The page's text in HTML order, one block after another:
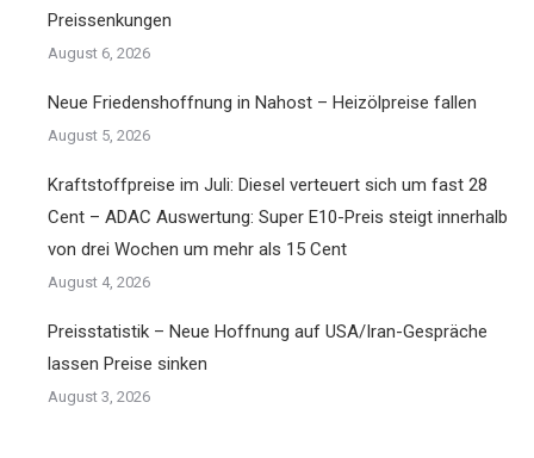
Preissenkungen
August 6, 2026
Neue Friedenshoffnung in Nahost – Heizölpreise fallen
August 5, 2026
Kraftstoffpreise im Juli: Diesel verteuert sich um fast 28
Cent – ADAC Auswertung: Super E10-Preis steigt innerhalb
von drei Wochen um mehr als 15 Cent
August 4, 2026
Preisstatistik – Neue Hoffnung auf USA/Iran-Gespräche
lassen Preise sinken
August 3, 2026